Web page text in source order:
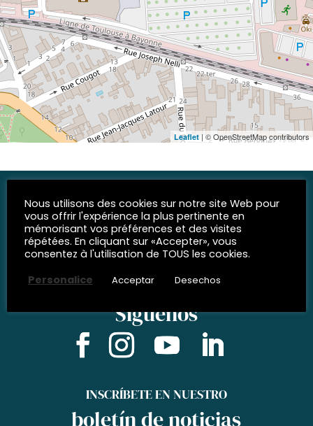
Leaflet| © OpenStreetMap contributors
REDES SOCIALES
Siguenos
INSCRÍBETE EN NUESTRO
boletín de noticias
Nous utilisons des cookies sur notre site Web pour
vous offrir l'expérience la plus pertinente en
mémorisant vos préférences et des visites
répétées. En cliquant sur «Accepter», vous
consentez à l'utilisation de TOUS les cookies.
Personalice
Acceptar Desechos